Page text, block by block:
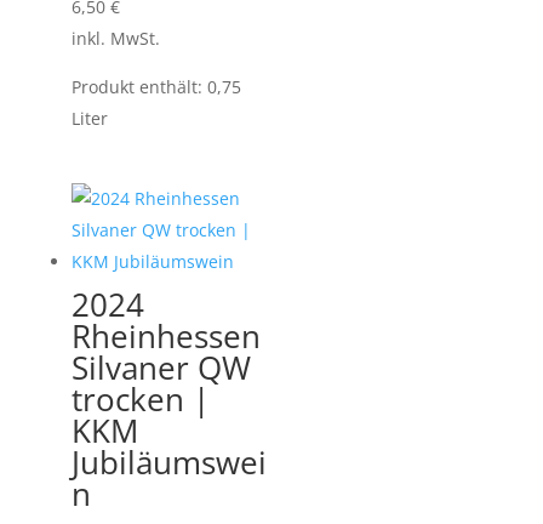
6,50 €
inkl. MwSt.
Produkt enthält: 0,75
Liter
2024
Rheinhessen
Silvaner QW
trocken |
KKM
Jubiläumswei
n